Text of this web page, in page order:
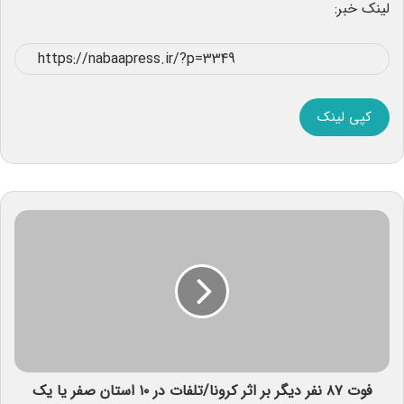
لینک خبر:
کپی لینک
فوت ۸۷ نفر دیگر بر اثر کرونا/تلفات در ۱۰ استان صفر یا یک